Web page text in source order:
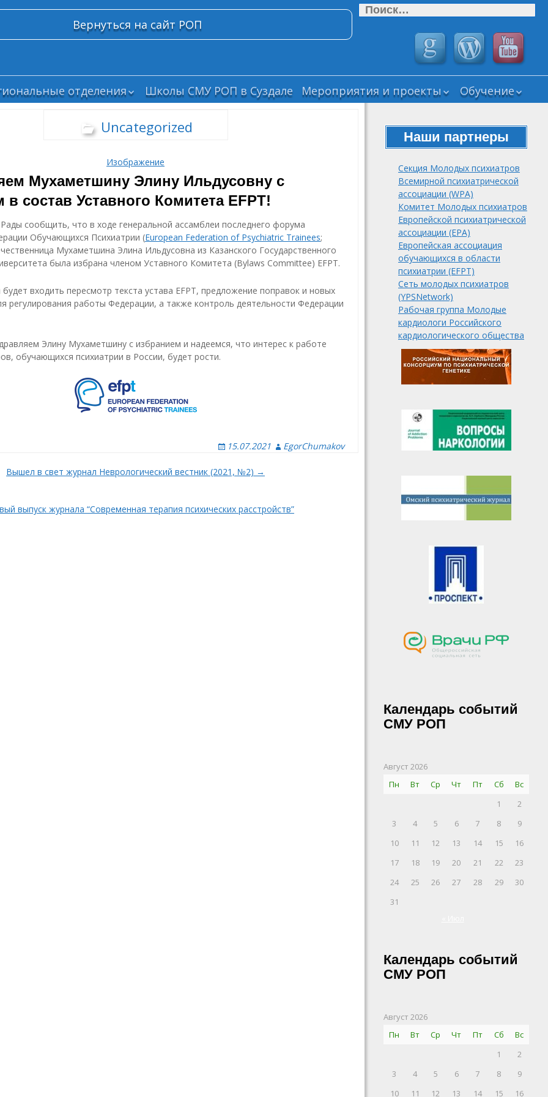
Найти:
Вернуться на сайт РОП
с
отделения
Новгород
Школы СМУ РОП в Суздале
Мероприятия и проекты
мероприятия СМУ
Текущие научные
проекты СМУ РОП
научные проекты
клинической
психологии и
психиатрии
Обучение
РОП
Дайджесты
“Новости
психиатрии и
нейронаук”
Психика
мегаполиса
Подборка
лекций и
вебинаров
Наши партнеры
Секция Молодых психиатров
Всемирной психиатрической
ассоциации (WPA)
Комитет Молодых психиатров
Европейской психиатрической
ассоциации (EPA)
Европейская ассоциация
обучающихся в области
психиатрии (EFPT)
Сеть молодых психиатров
(YPSNetwork)
Рабочая группа Молодые
кардиологи Российского
кардиологического общества
Календарь событий
СМУ РОП
Август 2026
Пн
Вт Ср Чт Пт Сб
Вс
1
2
3
4 5 6 7 8
9
10
11 12 13 14 15
16
17
18 19 20 21 22
23
24
25 26 27 28 29
30
31
Календарь событий
СМУ РОП
Август 2026
Пн
Вт Ср Чт Пт Сб
Вс
1
2
3
4 5 6 7 8
9
10
11 12 13 14 15 16
Uncategorized
Изображение
Мухаметшину Элину Ильдусовну с
в состав Уставного Комитета EFPT!
сообщить, что в ходе генеральной ассамблеи последнего форума
Обучающихся Психиатрии (European Federation of Psychiatric Trainees;
Мухаметшина Элина Ильдусовна из Казанского Государственного
была избрана членом Уставного Комитета (Bylaws Committee) EFPT.
входить пересмотр текста устава EFPT, предложение поправок и новых
регулирования работы Федерации, а также контроль деятельности Федерации
Элину Мухаметшину с избранием и надеемся, что интерес к работе
обучающихся психиатрии в России, будет рости.
15.07.2021 EgorChumakov
Вышел в свет журнал Неврологический вестник (2021, №2) →
выпуск журнала “Современная терапия психических расстройств”